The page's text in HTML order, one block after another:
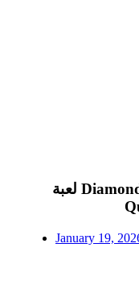
لعبة Diamond Duke Pokie ماكينات قمار
January 19,